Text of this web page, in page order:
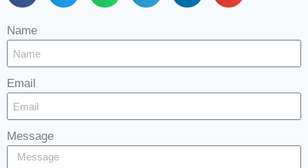
Name
Email
Message